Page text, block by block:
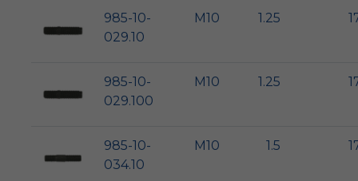
985-10-
029.10
M10 1.25
985-10-
029.100
M10 1.25
985-10-
034.10
M10 1.5